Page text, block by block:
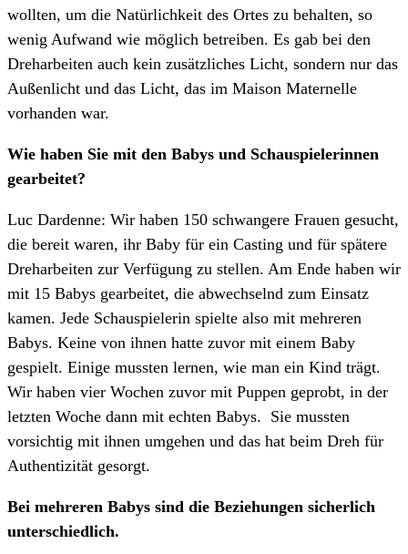
wollten, um die Natürlichkeit des Ortes zu behalten, so
wenig Aufwand wie möglich betreiben. Es gab bei den
Dreharbeiten auch kein zusätzliches Licht, sondern nur das
Außenlicht und das Licht, das im Maison Maternelle
vorhanden war.
Wie haben Sie mit den Babys und Schauspielerinnen
gearbeitet?
Luc Dardenne: Wir haben 150 schwangere Frauen gesucht,
die bereit waren, ihr Baby für ein Casting und für spätere
Dreharbeiten zur Verfügung zu stellen. Am Ende haben wir
mit 15 Babys gearbeitet, die abwechselnd zum Einsatz
kamen. Jede Schauspielerin spielte also mit mehreren
Babys. Keine von ihnen hatte zuvor mit einem Baby
gespielt. Einige mussten lernen, wie man ein Kind trägt.
Wir haben vier Wochen zuvor mit Puppen geprobt, in der
letzten Woche dann mit echten Babys. Sie mussten
vorsichtig mit ihnen umgehen und das hat beim Dreh für
Authentizität gesorgt.
Bei mehreren Babys sind die Beziehungen sicherlich
unterschiedlich.